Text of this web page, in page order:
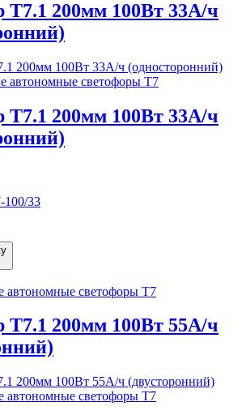
Т7.1 200мм 100Вт 33А/ч
автономные светофоры Т7
Т7.1 200мм 100Вт 33А/ч
100/33
автономные светофоры Т7
Т7.1 200мм 100Вт 55А/ч
автономные светофоры Т7